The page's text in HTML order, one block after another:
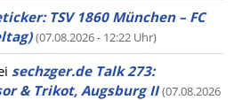
TSV 1860 München – FC
(07.08.2026 - 12:22 Uhr)
sechzger.de Talk 273:
& Trikot, Augsburg II (07.08.2026